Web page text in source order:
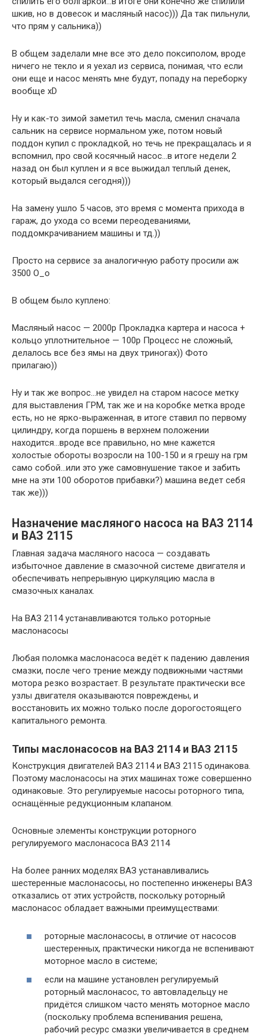
шкив, но в довесок и масляный насос))) Да так пильнули,
что прям у сальника))
В общем заделали мне все это дело поксиполом, вроде
ничего не текло и я уехал из сервиса, понимая, что если
они еще и насос менять мне будут, попаду на переборку
вообще xD
Ну и как-то зимой заметил течь масла, сменил сначала
сальник на сервисе нормальном уже, потом новый
поддон купил с прокладкой, но течь не прекращалась и я
вспомнил, про свой косячный насос…в итоге недели 2
назад он был куплен и я все выжидал теплый денек,
который выдался сегодня)))
На замену ушло 5 часов, это время с момента прихода в
гараж, до ухода со всеми переодеваниями,
поддомкрачиванием машины и тд.))
Просто на сервисе за аналогичную работу просили аж
3500 О_о
В общем было куплено:
Масляный насос — 2000р Прокладка картера и насоса +
кольцо уплотнительное — 100р Процесс не сложный,
делалось все без ямы на двух триногах)) Фото
прилагаю))
Ну и так же вопрос…не увидел на старом насосе метку
для выставления ГРМ, так же и на коробке метка вроде
есть, но не ярко-выраженная, в итоге ставил по первому
цилиндру, когда поршень в верхнем положении
находится…вроде все правильно, но мне кажется
холостые обороты возросли на 100-150 и я грешу на грм
само собой…или это уже самовнушение такое и забить
мне на эти 100 оборотов прибавки?) машина ведет себя
так же)))
Назначение масляного насоса на ВАЗ 2114
и ВАЗ 2115
Главная задача масляного насоса — создавать
избыточное давление в смазочной системе двигателя и
обеспечивать непрерывную циркуляцию масла в
смазочных каналах.
На ВАЗ 2114 устанавливаются только роторные
маслонасосы
Любая поломка маслонасоса ведёт к падению давления
смазки, после чего трение между подвижными частями
мотора резко возрастает. В результате практически все
узлы двигателя оказываются повреждены, и
восстановить их можно только после дорогостоящего
капитального ремонта.
Типы маслонасосов на ВАЗ 2114 и ВАЗ 2115
Конструкция двигателей ВАЗ 2114 и ВАЗ 2115 одинакова.
Поэтому маслонасосы на этих машинах тоже совершенно
одинаковые. Это регулируемые насосы роторного типа,
оснащённые редукционным клапаном.
Основные элементы конструкции роторного
регулируемого маслонасоса ВАЗ 2114
На более ранних моделях ВАЗ устанавливались
шестеренные маслонасосы, но постепенно инженеры ВАЗ
отказались от этих устройств, поскольку роторный
маслонасос обладает важными преимуществами:
роторные маслонасосы, в отличие от насосов
шестеренных, практически никогда не вспенивают
моторное масло в системе;
если на машине установлен регулируемый
роторный маслонасос, то автовладельцу не
придётся слишком часто менять моторное масло
(поскольку проблема вспенивания решена,
рабочий ресурс смазки увеличивается в среднем